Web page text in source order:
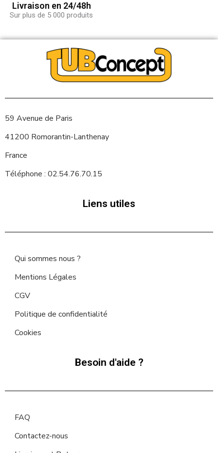
Livraison en 24/48h
Sur plus de 5 000 produits
59 Avenue de Paris
41200 Romorantin-Lanthenay
France
Téléphone : 02.54.76.70.15
Liens utiles
Qui sommes nous ?
Mentions Légales
CGV
Politique de confidentialité
Cookies
Besoin d'aide ?
FAQ
Contactez-nous